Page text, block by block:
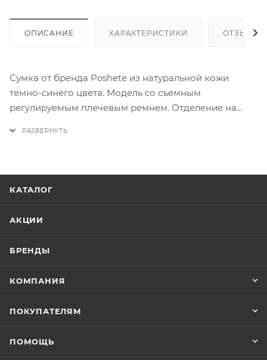
ОПИСАНИЕ ХАРАКТЕРИСТИКИ ОТЗЫВЫ
Сумка от бренда Poshete из натуральной кожи
темно-синего цвета. Модель со съемным
регулируемым плечевым ремнем. Отделение на
КАТАЛОГ
АКЦИИ
БРЕНДЫ
КОМПАНИЯ
ПОКУПАТЕЛЯМ
ПОМОЩЬ